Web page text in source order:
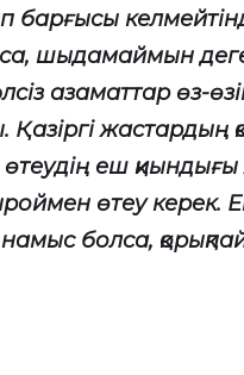
барғысы
шыдамаймын
азаматтар өз-
жастардың
еш
өтеу керек.
болса,